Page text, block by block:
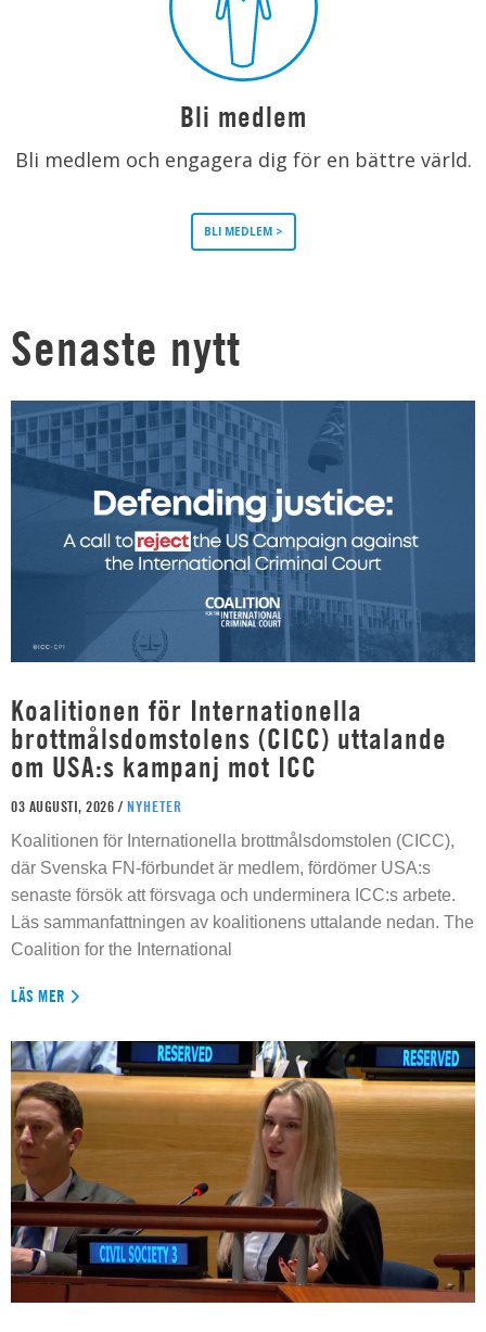
Bli medlem
Bli medlem och engagera dig för en bättre värld.
BLI MEDLEM >
Senaste nytt
Koalitionen för Internationella
brottmålsdomstolens (CICC) uttalande
om USA:s kampanj mot ICC
03 AUGUSTI, 2026 / NYHETER
Koalitionen för Internationella brottmålsdomstolen (CICC),
där Svenska FN-förbundet är medlem, fördömer USA:s
senaste försök att försvaga och underminera ICC:s arbete.
Läs sammanfattningen av koalitionens uttalande nedan. The
Coalition for the International
LÄS MER